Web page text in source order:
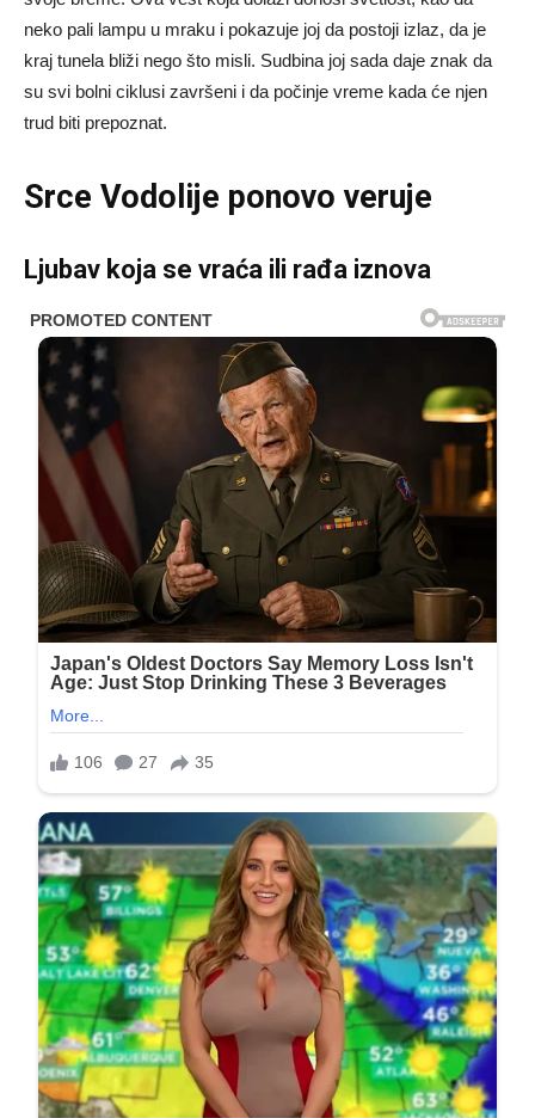
neko pali lampu u mraku i pokazuje joj da postoji izlaz, da je
kraj tunela bliži nego što misli. Sudbina joj sada daje znak da
su svi bolni ciklusi završeni i da počinje vreme kada će njen
trud biti prepoznat.
Srce Vodolije ponovo veruje
Ljubav koja se vraća ili rađa iznova